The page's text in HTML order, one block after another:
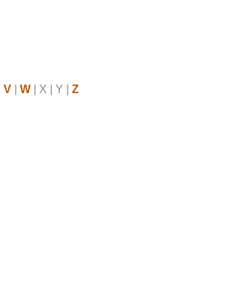
V W | X | Y | Z